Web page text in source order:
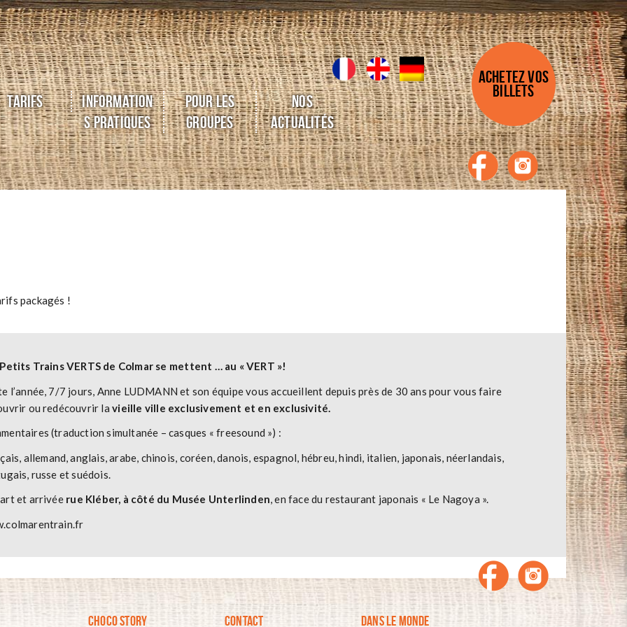
Tarifs
Information
s pratiques
POUR LES
GROUPES
Nos
Actualités
ACHETEZ VOS
BILLETS
packagés !
Trains VERTS de Colmar se mettent … au « VERT »!
l’année, 7/7 jours, Anne LUDMANN et son équipe vous accueillent depuis près de 30 ans pour vous faire
ou redécouvrir lavieille ville exclusivement et en exclusivité.
(traduction simultanée – casques « freesound ») :
allemand, anglais, arabe, chinois, coréen, danois, espagnol, hébreu, hindi, italien, japonais, néerlandais,
russe et suédois.
et arrivée rue Kléber, à côté du Musée Unterlinden, en face du restaurant japonais « Le Nagoya ».
CHOCO STORY CONTACT DANS LE MONDE